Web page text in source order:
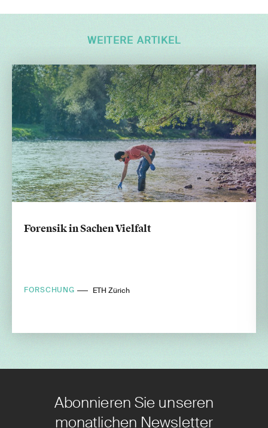
WEITERE ARTIKEL
Forensik in Sachen Vielfalt
FORSCHUNG ETH Zürich
Abonnieren Sie unseren
monatlichen Newsletter